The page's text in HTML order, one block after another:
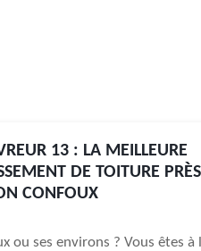
13 : LA MEILLEURE
DE TOITURE
CONFOUX
ou ses environs ? Vous êtes à